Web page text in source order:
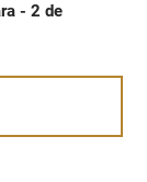
- 2 de